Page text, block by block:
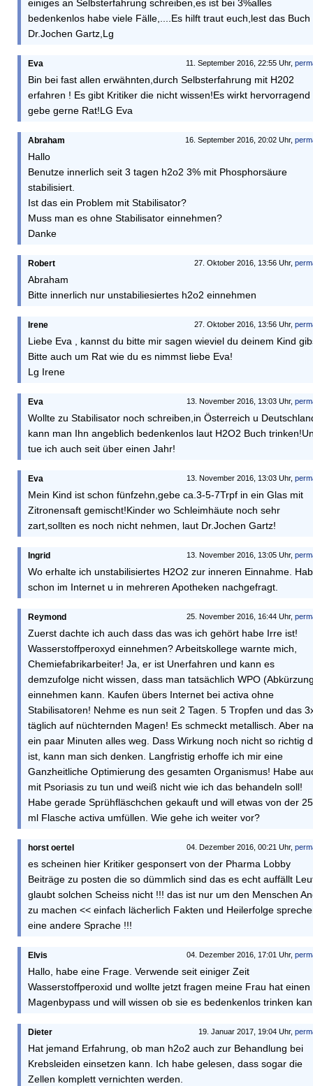
einiges an Selbsterfahrung schreiben,es ist bei 3%alles
bedenkenlos habe viele Fälle,....Es hilft traut euch,lest das Buch
Dr.Jochen Gartz,Lg
11. September 2016, 22:55 Uhr,
Eva
Bin bei fast allen erwähnten,durch Selbsterfahrung mit H202
erfahren ! Es gibt Kritiker die nicht wissen!Es wirkt hervorragend
gebe gerne Rat!LG Eva
16. September 2016, 20:02 Uhr,
Abraham
Hallo
Benutze innerlich seit 3 tagen h2o2 3% mit Phosphorsäure
stabilisiert.
Ist das ein Problem mit Stabilisator?
Muss man es ohne Stabilisator einnehmen?
Danke
27. Oktober 2016, 13:56 Uhr,
Robert
Abraham
Bitte innerlich nur unstabiliesiertes h2o2 einnehmen
27. Oktober 2016, 13:56 Uhr,
Irene
Liebe Eva , kannst du bitte mir sagen wieviel du deinem Kind
Bitte auch um Rat wie du es nimmst liebe Eva!
Lg Irene
13. November 2016, 13:03 Uhr,
Eva
Wollte zu Stabilisator noch schreiben,in Österreich u
kann man Ihn angeblich bedenkenlos laut H2O2 Buch
tue ich auch seit über einen Jahr!
13. November 2016, 13:03 Uhr,
Eva
Mein Kind ist schon fünfzehn,gebe ca.3-5-7Trpf in ein Glas mit
Zitronensaft gemischt!Kinder wo Schleimhäute noch sehr
zart,sollten es noch nicht nehmen, laut Dr.Jochen Gartz!
13. November 2016, 13:05 Uhr,
Ingrid
Wo erhalte ich unstabilisiertes H2O2 zur inneren Einnahme.
schon im Internet u in mehreren Apotheken nachgefragt.
25. November 2016, 16:44 Uhr,
Reymond
Zuerst dachte ich auch dass das was ich gehört habe Irre ist!
Wasserstoffperoxyd einnehmen? Arbeitskollege warnte mich,
Chemiefabrikarbeiter! Ja, er ist Unerfahren und kann es
demzufolge nicht wissen, dass man tatsächlich WPO
einnehmen kann. Kaufen übers Internet bei activa ohne
Stabilisatoren! Nehme es nun seit 2 Tagen. 5 Tropfen und das
täglich auf nüchternden Magen! Es schmeckt metallisch. Aber
ein paar Minuten alles weg. Dass Wirkung noch nicht so richtig
ist, kann man sich denken. Langfristig erhoffe ich mir eine
Ganzheitliche Optimierung des gesamten Organismus! Habe
mit Psoriasis zu tun und weiß nicht wie ich das behandeln soll!
Habe gerade Sprühfläschchen gekauft und will etwas von der
ml Flasche activa umfüllen. Wie gehe ich weiter vor?
04. Dezember 2016, 00:21 Uhr,
horst oertel
es scheinen hier Kritiker gesponsert von der Pharma Lobby
Beiträge zu posten die so dümmlich sind das es echt auffällt
glaubt solchen Scheiss nicht !!! das ist nur um den Menschen
zu machen << einfach lächerlich Fakten und Heilerfolge
eine andere Sprache !!!
04. Dezember 2016, 17:01 Uhr,
Elvis
Hallo, habe eine Frage. Verwende seit einiger Zeit
Wasserstoffperoxid und wollte jetzt fragen meine Frau hat einen
Magenbypass und will wissen ob sie es bedenkenlos trinken
19. Januar 2017, 19:04 Uhr,
Dieter
Hat jemand Erfahrung, ob man h2o2 auch zur Behandlung bei
Krebsleiden einsetzen kann. Ich habe gelesen, dass sogar die
Zellen komplett vernichten werden.